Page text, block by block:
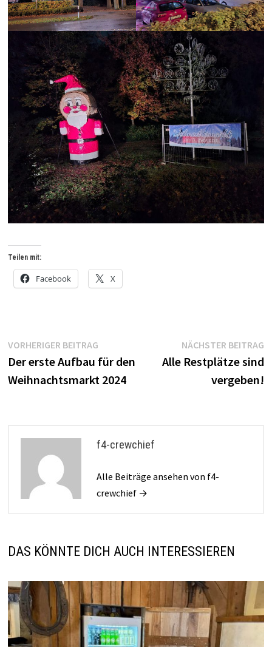
Teilen mit:
Facebook X
Beitragsnavigation
VORHERIGER BEITRAGVorheriger
Beitrag:
Der erste Aufbau für den
Weihnachtsmarkt 2024
NÄCHSTER BEITRAG
Alle Restplätze sind
vergeben!
f4-crewchief
Alle Beiträge ansehen von f4-
crewchief →
DAS KÖNNTE DICH AUCH INTERESSIEREN